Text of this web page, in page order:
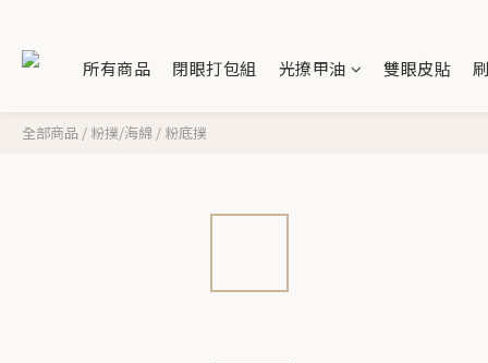
所有商品 閉眼打包組 光撩甲油 雙眼皮貼
全部商品 / 粉撲/海綿 / 粉底撲